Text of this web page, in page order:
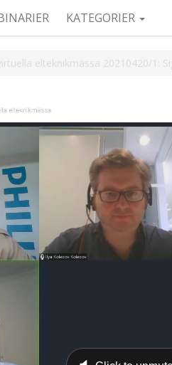
KATEGORIER
elteknikmässa 20210420/1: